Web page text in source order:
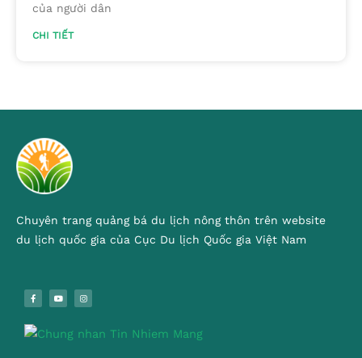
của người dân
CHI TIẾT
Chuyên trang quảng bá du lịch nông thôn trên website
du lịch quốc gia của Cục Du lịch Quốc gia Việt Nam